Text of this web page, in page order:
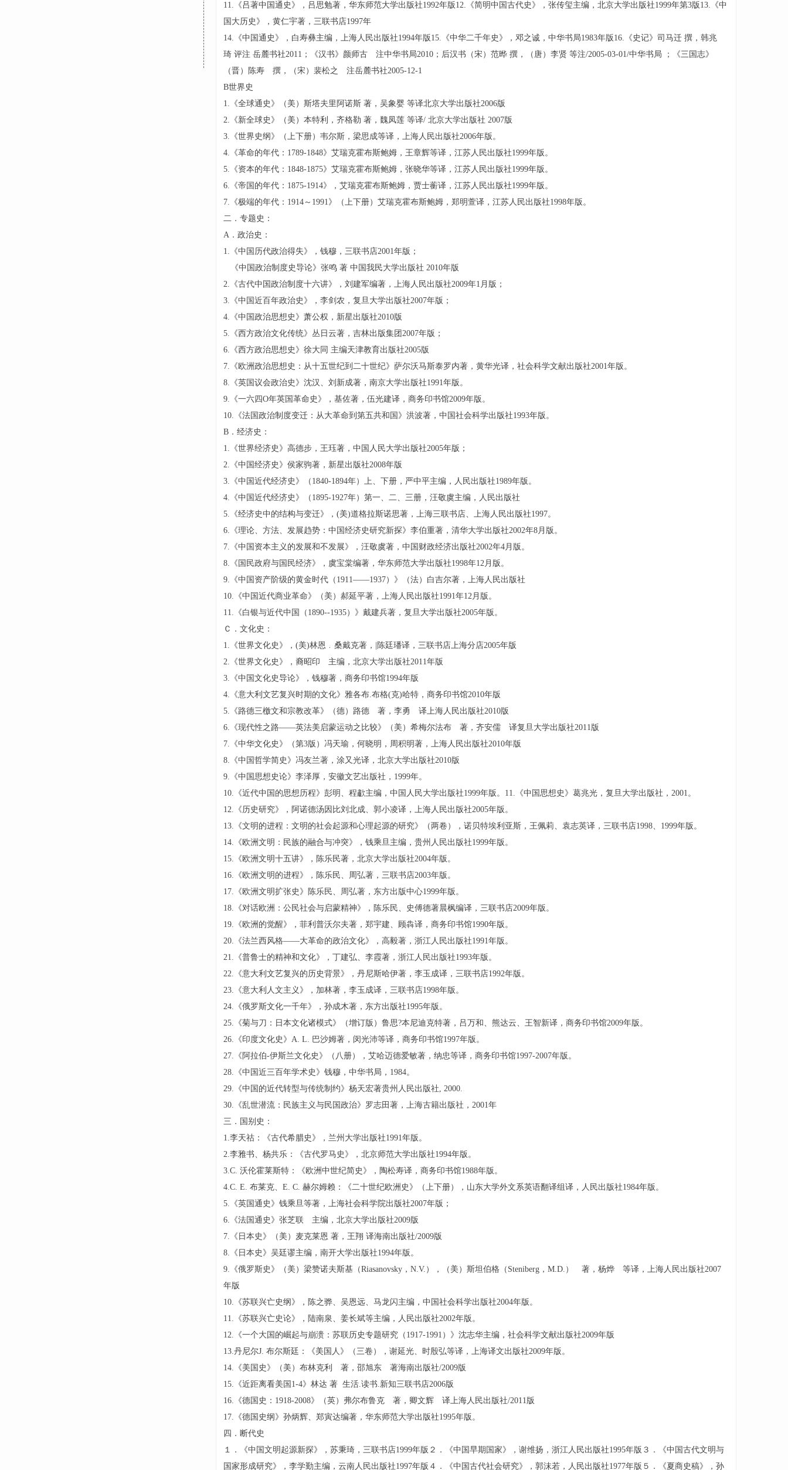
11.《吕著中国通史》，吕思勉著，华东师范大学出版社1992年版12.《简明中国古代史》，张传玺主编，北京大学出版社1999年第3版13.《中
国大历史》，黄仁宇著，三联书店1997年
14.《中国通史》，白寿彝主编，上海人民出版社1994年版15.《中华二千年史》，邓之诚，中华书局1983年版16.《史记》司马迁 撰，韩兆
琦 评注 岳麓书社2011；《汉书》颜师古 注中华书局2010；后汉书（宋）范晔 撰，（唐）李贤 等注/2005-03-01/中华书局 ；《三国志》
（晋）陈寿 撰，（宋）裴松之 注岳麓书社2005-12-1
B世界史
1.《全球通史》（美）斯塔夫里阿诺斯 著，吴象婴 等译北京大学出版社2006版
2.《新全球史》（美）本特利，齐格勒 著，魏凤莲 等译/ 北京大学出版社 2007版
3.《世界史纲》（上下册）韦尔斯，梁思成等译，上海人民出版社2006年版。
4.《革命的年代：1789-1848》艾瑞克霍布斯鲍姆，王章辉等译，江苏人民出版社1999年版。
5.《资本的年代：1848-1875》艾瑞克霍布斯鲍姆，张晓华等译，江苏人民出版社1999年版。
6.《帝国的年代：1875-1914》，艾瑞克霍布斯鲍姆，贾士蘅译，江苏人民出版社1999年版。
7.《极端的年代：1914～1991》（上下册）艾瑞克霍布斯鲍姆，郑明萱译，江苏人民出版社1998年版。
二．专题史：
A．政治史：
1.《中国历代政治得失》，钱穆，三联书店2001年版；
《中国政治制度史导论》张鸣 著 中国我民大学出版社 2010年版
2.《古代中国政治制度十六讲》，刘建军编著，上海人民出版社2009年1月版；
3.《中国近百年政治史》，李剑农，复旦大学出版社2007年版；
4.《中国政治思想史》萧公权，新星出版社2010版
5.《西方政治文化传统》丛日云著，吉林出版集团2007年版；
6.《西方政治思想史》徐大同 主编天津教育出版社2005版
7.《欧洲政治思想史：从十五世纪到二十世纪》萨尔沃马斯泰罗内著，黄华光译，社会科学文献出版社2001年版。
8.《英国议会政治史》沈汉、刘新成著，南京大学出版社1991年版。
9.《一六四O年英国革命史》，基佐著，伍光建译，商务印书馆2009年版。
10.《法国政治制度变迁：从大革命到第五共和国》洪波著，中国社会科学出版社1993年版。
B．经济史：
1.《世界经济史》高德步，王珏著，中国人民大学出版社2005年版；
2.《中国经济史》侯家驹著，新星出版社2008年版
3.《中国近代经济史》（1840-1894年）上、下册，严中平主编，人民出版社1989年版。
4.《中国近代经济史》（1895-1927年）第一、二、三册，汪敬虞主编，人民出版社
5.《经济史中的结构与变迁》，(美)道格拉斯诺思著，上海三联书店、上海人民出版社1997。
6.《理论、方法、发展趋势：中国经济史研究新探》李伯重著，清华大学出版社2002年8月版。
7.《中国资本主义的发展和不发展》，汪敬虞著，中国财政经济出版社2002年4月版。
8.《国民政府与国民经济》，虞宝棠编著，华东师范大学出版社1998年12月版。
9.《中国资产阶级的黄金时代（1911——1937）》（法）白吉尔著，上海人民出版社
10.《中国近代商业革命》（美）郝延平著，上海人民出版社1991年12月版。
11.《白银与近代中国（1890--1935）》戴建兵著，复旦大学出版社2005年版。
Ｃ．文化史：
1.《世界文化史》，(美)林恩﹒桑戴克著，|陈廷璠译，三联书店上海分店2005年版
2.《世界文化史》，裔昭印 主编，北京大学出版社2011年版
3.《中国文化史导论》，钱穆著，商务印书馆1994年版
4.《意大利文艺复兴时期的文化》雅各布.布格(克)哈特，商务印书馆2010年版
5.《路德三檄文和宗教改革》（德）路德 著，李勇 译上海人民出版社2010版
6.《现代性之路——英法美启蒙运动之比较》（美）希梅尔法布 著，齐安儒 译复旦大学出版社2011版
7.《中华文化史》（第3版）冯天瑜，何晓明，周积明著，上海人民出版社2010年版
8.《中国哲学简史》冯友兰著，涂又光译，北京大学出版社2010版
9.《中国思想史论》李泽厚，安徽文艺出版社，1999年。
10.《近代中国的思想历程》彭明、程歗主编，中国人民大学出版社1999年版。11.《中国思想史》葛兆光，复旦大学出版社，2001。
12.《历史研究》，阿诺德汤因比刘北成、郭小凌译，上海人民出版社2005年版。
13.《文明的进程：文明的社会起源和心理起源的研究》（两卷），诺贝特埃利亚斯，王佩莉、袁志英译，三联书店1998、1999年版。
14.《欧洲文明：民族的融合与冲突》，钱乘旦主编，贵州人民出版社1999年版。
15.《欧洲文明十五讲》，陈乐民著，北京大学出版社2004年版。
16.《欧洲文明的进程》，陈乐民、周弘著，三联书店2003年版。
17.《欧洲文明扩张史》陈乐民、周弘著，东方出版中心1999年版。
18.《对话欧洲：公民社会与启蒙精神》，陈乐民、史傅德著晨枫编译，三联书店2009年版。
19.《欧洲的觉醒》，菲利普沃尔夫著，郑宇建、顾犇译，商务印书馆1990年版。
20.《法兰西风格——大革命的政治文化》，高毅著，浙江人民出版社1991年版。
21.《普鲁士的精神和文化》，丁建弘、李霞著，浙江人民出版社1993年版。
22.《意大利文艺复兴的历史背景》，丹尼斯哈伊著，李玉成译，三联书店1992年版。
23.《意大利人文主义》，加林著，李玉成译，三联书店1998年版。
24.《俄罗斯文化一千年》，孙成木著，东方出版社1995年版。
25.《菊与刀：日本文化诸模式》（增订版）鲁思?本尼迪克特著，吕万和、熊达云、王智新译，商务印书馆2009年版。
26.《印度文化史》A. L. 巴沙姆著，闵光沛等译，商务印书馆1997年版。
27.《阿拉伯-伊斯兰文化史》（八册），艾哈迈德爱敏著，纳忠等译，商务印书馆1997-2007年版。
28.《中国近三百年学术史》钱穆，中华书局，1984。
29.《中国的近代转型与传统制约》杨天宏著贵州人民出版社, 2000.
30.《乱世潜流：民族主义与民国政治》罗志田著，上海古籍出版社，2001年
三．国别史：
1.李天祜：《古代希腊史》，兰州大学出版社1991年版。
2.李雅书、杨共乐：《古代罗马史》，北京师范大学出版社1994年版。
3.C. 沃伦霍莱斯特：《欧洲中世纪简史》，陶松寿译，商务印书馆1988年版。
4.C. E. 布莱克、E. C. 赫尔姆赖：《二十世纪欧洲史》（上下册），山东大学外文系英语翻译组译，人民出版社1984年版。
5.《英国通史》钱乘旦等著，上海社会科学院出版社2007年版；
6.《法国通史》张芝联 主编，北京大学出版社2009版
7.《日本史》（美）麦克莱恩 著，王翔 译海南出版社/2009版
8.《日本史》吴廷谬主编，南开大学出版社1994年版。
9.《俄罗斯史》（美）梁赞诺夫斯基（Riasanovsky，N.V.），（美）斯坦伯格（Steniberg，M.D.） 著，杨烨 等译，上海人民出版社2007
年版
10.《苏联兴亡史纲》，陈之骅、吴恩远、马龙闪主编，中国社会科学出版社2004年版。
11.《苏联兴亡史论》，陆南泉、姜长斌等主编，人民出版社2002年版。
12.《一个大国的崛起与崩溃：苏联历史专题研究（1917-1991）》沈志华主编，社会科学文献出版社2009年版
13.丹尼尔J. 布尔斯廷：《美国人》（三卷），谢延光、时殷弘等译，上海译文出版社2009年版。
14.《美国史》（美）布林克利 著，邵旭东 著海南出版社/2009版
15.《近距离看美国1-4》林达 著 生活.读书.新知三联书店2006版
16.《德国史：1918-2008》（英）弗尔布鲁克 著，卿文辉 译上海人民出版社/2011版
17.《德国史纲》孙炳辉、郑寅达编著，华东师范大学出版社1995年版。
四．断代史
１．《中国文明起源新探》，苏秉琦，三联书店1999年版２．《中国早期国家》，谢维扬，浙江人民出版社1995年版３．《中国古代文明与
国家形成研究》，李学勤主编，云南人民出版社1997年版４．《中国古代社会研究》，郭沫若，人民出版社1977年版５．《夏商史稿》，孙